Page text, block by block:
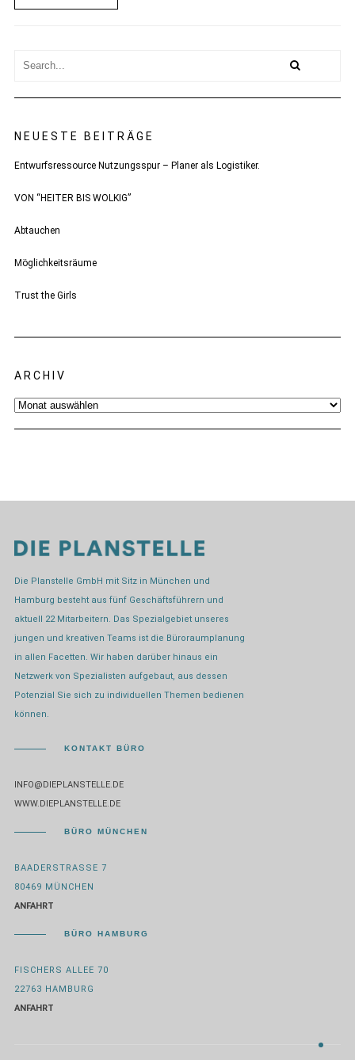
NEUESTE BEITRÄGE
Entwurfsressource Nutzungsspur – Planer als Logistiker.
VON “HEITER BIS WOLKIG”
Abtauchen
Möglichkeitsräume
Trust the Girls
ARCHIV
Archiv
Die Planstelle GmbH mit Sitz in München und
Hamburg besteht aus fünf Geschäftsführern und
aktuell 22 Mitarbeitern. Das Spezialgebiet unseres
jungen und kreativen Teams ist die Büroraumplanung
in allen Facetten. Wir haben darüber hinaus ein
Netzwerk von Spezialisten aufgebaut, aus dessen
Potenzial Sie sich zu individuellen Themen bedienen
können.
KONTAKT BÜRO
INFO@DIEPLANSTELLE.DE
WWW.DIEPLANSTELLE.DE
BÜRO MÜNCHEN
BAADERSTRASSE 7
80469 MÜNCHEN
ANFAHRT
BÜRO HAMBURG
FISCHERS ALLEE 70
22763 HAMBURG
ANFAHRT